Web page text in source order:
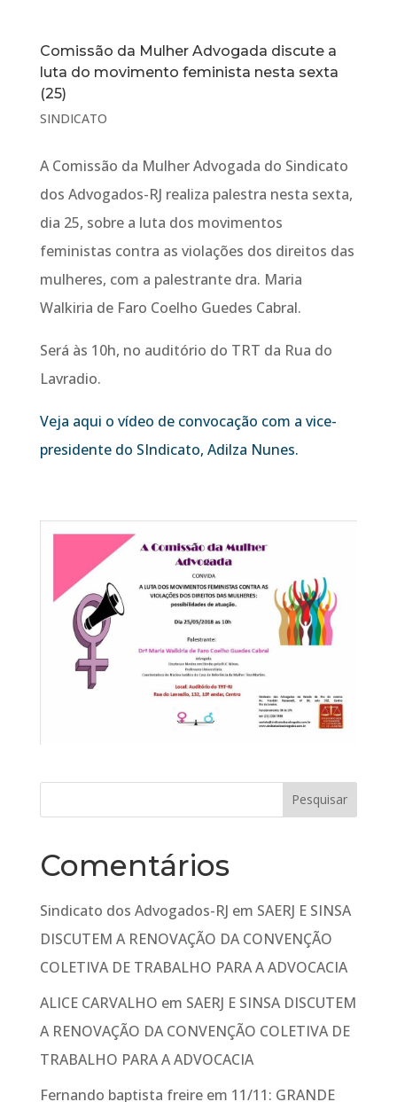
Comissão da Mulher Advogada discute a
luta do movimento feminista nesta sexta
(25)
SINDICATO
A Comissão da Mulher Advogada do Sindicato
dos Advogados-RJ realiza palestra nesta sexta,
dia 25, sobre a luta dos movimentos
feministas contra as violações dos direitos das
mulheres, com a palestrante dra. Maria
Walkiria de Faro Coelho Guedes Cabral.
Será às 10h, no auditório do TRT da Rua do
Lavradio.
Veja aqui o vídeo de convocação com a vice-
presidente do SIndicato, Adilza Nunes.
Comentários
Sindicato dos Advogados-RJ em SAERJ E SINSA
DISCUTEM A RENOVAÇÃO DA CONVENÇÃO
COLETIVA DE TRABALHO PARA A ADVOCACIA
ALICE CARVALHO em SAERJ E SINSA DISCUTEM
A RENOVAÇÃO DA CONVENÇÃO COLETIVA DE
TRABALHO PARA A ADVOCACIA
Fernando baptista freireem 11/11: GRANDE